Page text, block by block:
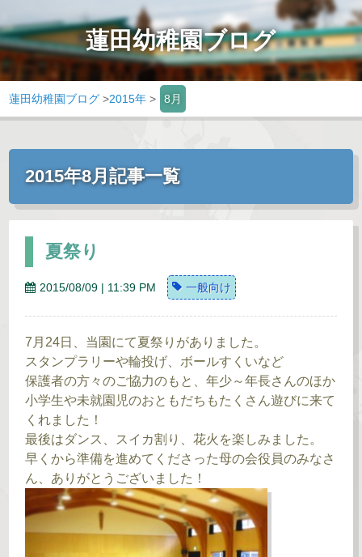
蓮田幼稚園ブログ
蓮田幼稚園ブログ >2015年 > 8月
2015年8月記事一覧
夏祭り
2015/08/09 | 11:39 PM 一般向け
7月24日、当園にて夏祭りがありました。
スタンプラリーや輪投げ、ボールすくいなど
保護者の方々のご協力のもと、年少～年長さんのほか
小学生や未就園児のおともだちもたくさん遊びに来て
くれました！
最後はダンス、スイカ割り、花火を楽しみました。
早くから準備を進めてくださった母の会役員のみなさ
ん、ありがとうございました！